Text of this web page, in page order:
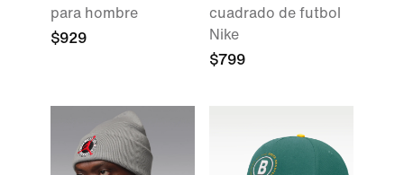
para hombre
$929
cuadrado de futbol
Nike
$799